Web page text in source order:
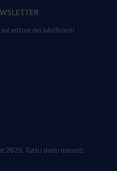
settore dei lubrificanti
2020. Tutti i diritti riservati.